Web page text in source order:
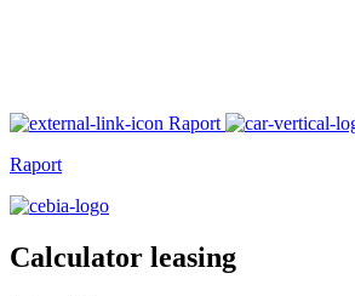
Raport
Raport
Calculator leasing